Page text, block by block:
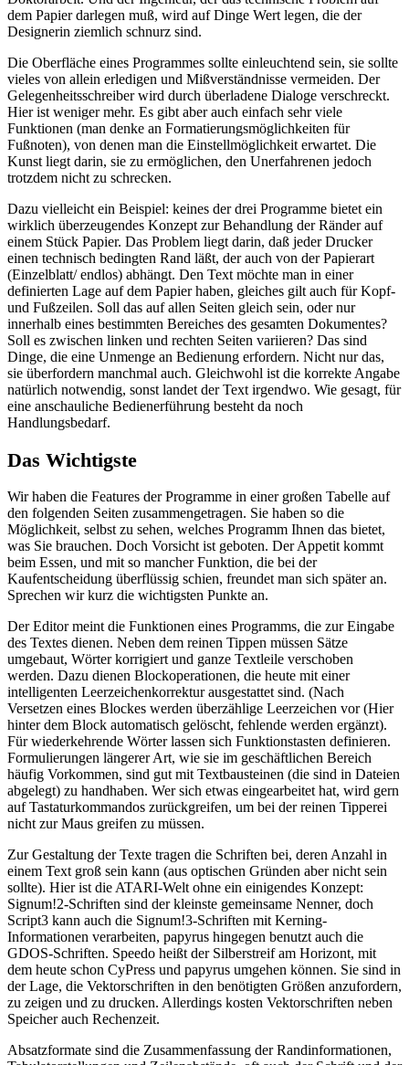
dem Papier darlegen muß, wird auf Dinge Wert legen, die der
Designerin ziemlich schnurz sind.
Die Oberfläche eines Programmes sollte einleuchtend sein, sie sollte
vieles von allein erledigen und Mißverständnisse vermeiden. Der
Gelegenheitsschreiber wird durch überladene Dialoge verschreckt.
Hier ist weniger mehr. Es gibt aber auch einfach sehr viele
Funktionen (man denke an Formatierungsmöglichkeiten für
Fußnoten), von denen man die Einstellmöglichkeit erwartet. Die
Kunst liegt darin, sie zu ermöglichen, den Unerfahrenen jedoch
trotzdem nicht zu schrecken.
Dazu vielleicht ein Beispiel: keines der drei Programme bietet ein
wirklich überzeugendes Konzept zur Behandlung der Ränder auf
einem Stück Papier. Das Problem liegt darin, daß jeder Drucker
einen technisch bedingten Rand läßt, der auch von der Papierart
(Einzelblatt/ endlos) abhängt. Den Text möchte man in einer
definierten Lage auf dem Papier haben, gleiches gilt auch für Kopf-
und Fußzeilen. Soll das auf allen Seiten gleich sein, oder nur
innerhalb eines bestimmten Bereiches des gesamten Dokumentes?
Soll es zwischen linken und rechten Seiten variieren? Das sind
Dinge, die eine Unmenge an Bedienung erfordern. Nicht nur das,
sie überfordern manchmal auch. Gleichwohl ist die korrekte Angabe
natürlich notwendig, sonst landet der Text irgendwo. Wie gesagt, für
eine anschauliche Bedienerführung besteht da noch
Handlungsbedarf.
Das Wichtigste
Wir haben die Features der Programme in einer großen Tabelle auf
den folgenden Seiten zusammengetragen. Sie haben so die
Möglichkeit, selbst zu sehen, welches Programm Ihnen das bietet,
was Sie brauchen. Doch Vorsicht ist geboten. Der Appetit kommt
beim Essen, und mit so mancher Funktion, die bei der
Kaufentscheidung überflüssig schien, freundet man sich später an.
Sprechen wir kurz die wichtigsten Punkte an.
Der Editor meint die Funktionen eines Programms, die zur Eingabe
des Textes dienen. Neben dem reinen Tippen müssen Sätze
umgebaut, Wörter korrigiert und ganze Textleile verschoben
werden. Dazu dienen Blockoperationen, die heute mit einer
intelligenten Leerzeichenkorrektur ausgestattet sind. (Nach
Versetzen eines Blockes werden überzählige Leerzeichen vor (Hier
hinter dem Block automatisch gelöscht, fehlende werden ergänzt).
Für wiederkehrende Wörter lassen sich Funktionstasten definieren.
Formulierungen längerer Art, wie sie im geschäftlichen Bereich
häufig Vorkommen, sind gut mit Textbausteinen (die sind in Dateien
abgelegt) zu handhaben. Wer sich etwas eingearbeitet hat, wird gern
auf Tastaturkommandos zurückgreifen, um bei der reinen Tipperei
nicht zur Maus greifen zu müssen.
Zur Gestaltung der Texte tragen die Schriften bei, deren Anzahl in
einem Text groß sein kann (aus optischen Gründen aber nicht sein
sollte). Hier ist die ATARI-Welt ohne ein einigendes Konzept:
Signum!2-Schriften sind der kleinste gemeinsame Nenner, doch
Script3 kann auch die Signum!3-Schriften mit Kerning-
Informationen verarbeiten, papyrus hingegen benutzt auch die
GDOS-Schriften. Speedo heißt der Silberstreif am Horizont, mit
dem heute schon CyPress und papyrus umgehen können. Sie sind in
der Lage, die Vektorschriften in den benötigten Größen anzufordern,
zu zeigen und zu drucken. Allerdings kosten Vektorschriften neben
Speicher auch Rechenzeit.
Absatzformate sind die Zusammenfassung der Randinformationen,